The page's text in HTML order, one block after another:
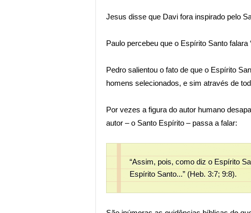
Jesus disse que Davi fora inspirado pelo
Paulo percebeu que o Espírito Santo falara
Pedro salientou o fato de que o Espírito
homens selecionados, e sim através de
Por vezes a figura do autor humano
autor – o Santo Espírito – passa a falar:
“Assim, pois, como diz o Espírito
Espírito Santo...” (Heb. 3:7; 9:8).